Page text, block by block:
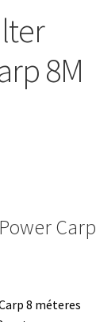
8M
Carp
8 méteres